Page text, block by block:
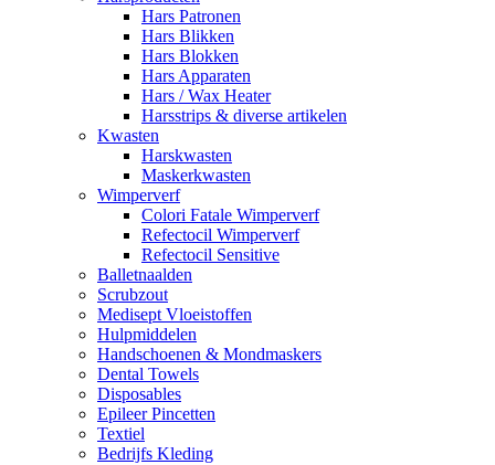
Hars Patronen
Hars Blikken
Hars Blokken
Hars Apparaten
Hars / Wax Heater
Harsstrips & diverse artikelen
Kwasten
Harskwasten
Maskerkwasten
Wimperverf
Colori Fatale Wimperverf
Refectocil Wimperverf
Refectocil Sensitive
Balletnaalden
Scrubzout
Medisept Vloeistoffen
Hulpmiddelen
Handschoenen & Mondmaskers
Dental Towels
Disposables
Epileer Pincetten
Textiel
Bedrijfs Kleding